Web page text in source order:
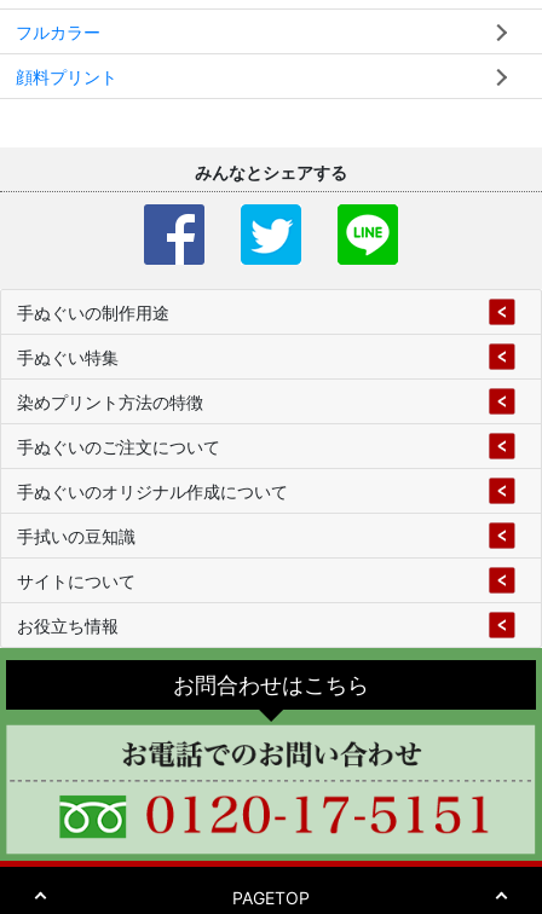
フルカラー
顔料プリント
みんなとシェアする
手ぬぐいの制作用途
手ぬぐい特集
染めプリント方法の特徴
手ぬぐいのご注文について
手ぬぐいのオリジナル作成について
手拭いの豆知識
サイトについて
お役立ち情報
お問合わせはこちら
PAGETOP